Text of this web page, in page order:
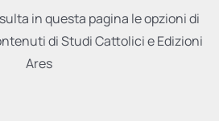
RECENSIONI
in questa pagina le opzioni di
di Studi Cattolici e Edizioni
Ares